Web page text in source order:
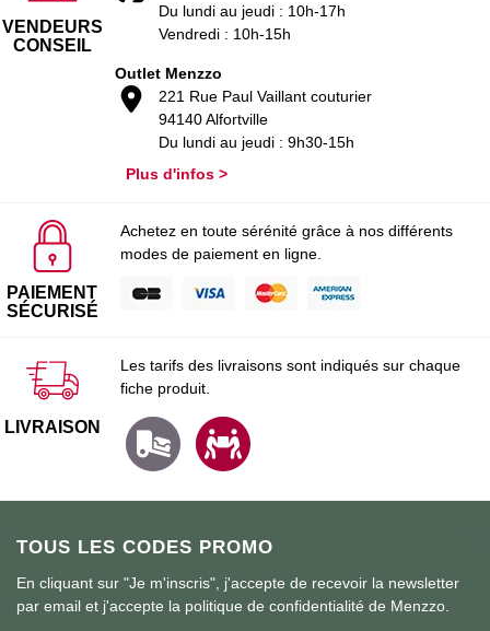
TOUS LES CODES PROMO
En cliquant sur "Je m'inscris", j'accepte de recevoir la newsletter
par email et j'accepte la politique de confidentialité de Menzzo.
VENDEURS
CONSEIL
Du lundi au jeudi : 10h-17h
Vendredi : 10h-15h
Outlet Menzzo
221 Rue Paul Vaillant couturier
94140 Alfortville
Du lundi au jeudi : 9h30-15h
Plus d'infos >
PAIEMENT
SÉCURISÉ
Achetez en toute sérénité grâce à nos différents
modes de paiement en ligne.
LIVRAISON
Les tarifs des livraisons sont indiqués sur chaque
fiche produit.